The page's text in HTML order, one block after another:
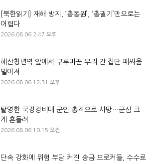
[북한읽기] 재해 방지, ‘총동원’, ‘총궐기’만으로는
어렵다
2026.08.06 2:47 오후
혜산청년역 앞에서 구루마꾼 무리 간 집단 패싸움
벌어져
2026.08.06 12:31 오후
탈영한 국경경비대 군인 총격으로 사망…군심 크
게 흔들려
2026.08.06 10:15 오전
단속 강화에 위험 부담 커진 송금 브로커들, 수수료